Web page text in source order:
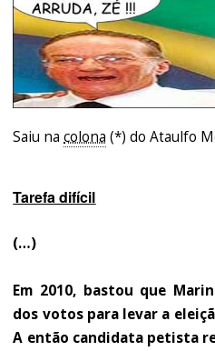
Saiu nacolona (*) do Ataulfo
Tarefa difícil
(…)
Em 2010, bastou que
dos votos para levar a
A então candidata petista